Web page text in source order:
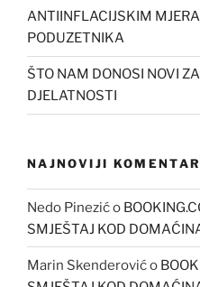
ANTIINFLACIJSKIM
PODUZETNIKA
ŠTO NAM DONOSI NOVI
DJELATNOSTI
NAJNOVIJI
Nedo Pinezićo
SMJEŠTAJ KOD
Marin Skenderovićo